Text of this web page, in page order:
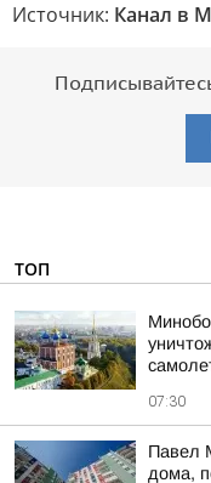
Источник: Канал в
ТОП
07:30
Павел
дома,